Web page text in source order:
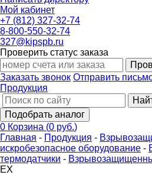
Мой кабинет
+7 (812) 327-32-74
8-800-550-32-74
327@kipspb.ru
Проверить статус заказа
Заказать звонок Отправить
Продукция
Подобрать аналог
0 Корзина (0 руб.)
Главная - Продукция -
искробезопасное оборудование -
термодатчики -
EX